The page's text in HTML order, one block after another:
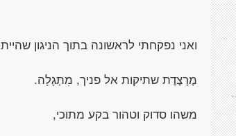
ואני נפקחתי לראשונה בתוך הניגון שהיית
מֶרָצֶדֶת שתיקות אל פניך, מִתְגָלָה.
משהו סדוק וטהור בקע מתוכי,